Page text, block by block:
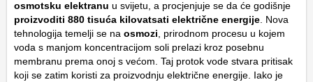
osmotsku elektranu u svijetu, a procjenjuje se da će godišnje
proizvoditi 880 tisuća kilovatsati električne energije . Nova
tehnologija temelji se na osmozi , prirodnom procesu u kojem
voda s manjom koncentracijom soli prelazi kroz posebnu
membranu prema onoj s većom. Taj protok vode stvara pritisak
koji se zatim koristi za proizvodnju električne energije. Iako je